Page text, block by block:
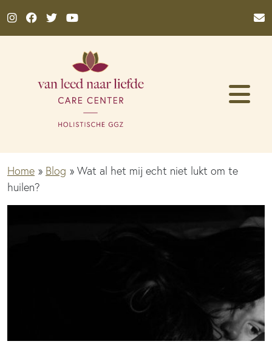
Home » Blog » Wat al het mij echt niet lukt om te
huilen?